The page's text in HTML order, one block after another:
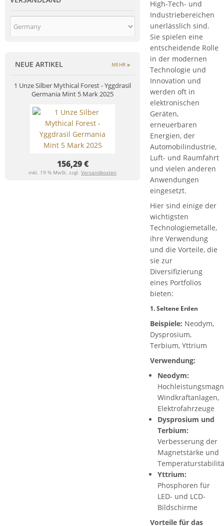
High-Tech- und
Industriebereichen
unerlässlich sind.
Sie spielen eine
entscheidende Rolle
in der modernen
Technologie und
Innovation und
werden oft in
elektronischen
Geräten,
erneuerbaren
Energien, der
Automobilindustrie,
Luft- und Raumfahrt
und vielen anderen
Anwendungen
eingesetzt.
Hier sind einige der
wichtigsten
Technologiemetalle,
ihre Verwendung
und die Vorteile, die
sie zur
Diversifizierung
eines Portfolios
bieten:
1.Seltene Erden
Beispiele: Neodym,
Dysprosium,
Terbium, Yttrium
Verwendung:
Neodym:
Windkraftanlagen,
Elektrofahrzeuge
Dysprosium und
Terbium:
Verbesserung der
Magnetstärke und
Yttrium:
Phosphoren für
LED- und LCD-
Bildschirme
Vorteile für das
NEUE ARTIKEL MEHR »
1 Unze Silber Mythical Forest - Yggdrasil
Germania Mint 5 Mark 2025
156,29 €
inkl. 19 % MwSt. zzgl. Versandkosten